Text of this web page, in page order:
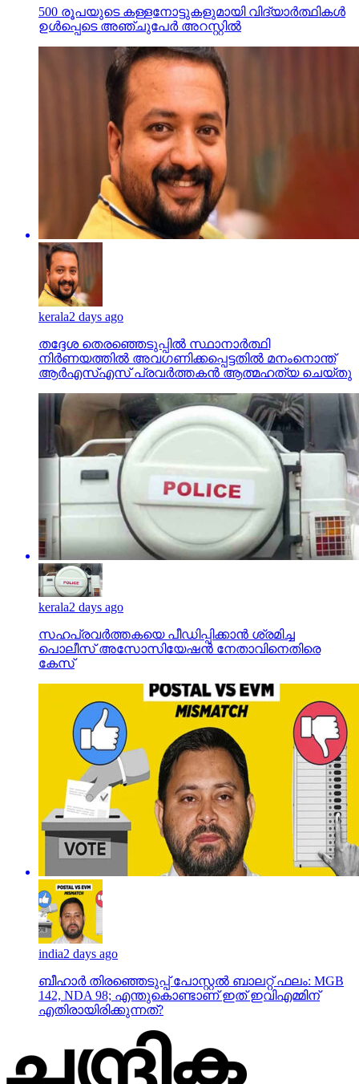
500 രൂപയുടെ കള്ളനോട്ടുകളുമായി വിദ്യാര്‍ത്ഥികള്‍
ഉള്‍പ്പെടെ അഞ്ചുപേര്‍ അറസ്റ്റില്‍
kerala2 days ago
തദ്ദേശ തെരഞ്ഞെടുപ്പില്‍ സ്ഥാനാര്‍ത്ഥി
നിര്‍ണയത്തില്‍ അവഗണിക്കപ്പെട്ടതില്‍ മനംനൊന്ത്
ആര്‍എസ്എസ് പ്രവര്‍ത്തകന്‍ ആത്മഹത്യ ചെയ്തു
kerala2 days ago
സഹപ്രവര്‍ത്തകയെ പീഡിപ്പിക്കാന്‍ ശ്രമിച്ച
പൊലീസ് അസോസിയേഷന്‍ നേതാവിനെതിരെ
കേസ്
india2 days ago
ബീഹാർ തിരഞ്ഞെടുപ്പ് പോസ്റ്റൽ ബാലറ്റ് ഫലം: MGB
142, NDA 98; എന്തുകൊണ്ടാണ് ഇത് ഇവിഎമ്മിന്
എതിരായിരിക്കുന്നത്?